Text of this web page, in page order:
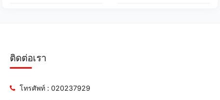
ติดต่อเรา
โทรศัพท์ : 020237929